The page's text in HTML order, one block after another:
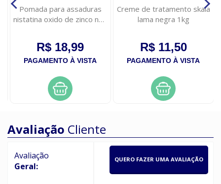
Pomada para assaduras
nistatina oxido de zinco neo
R$ 18,99
PAGAMENTO À VISTA
Creme de tratamento skala
lama negra 1kg
R$ 11,50
PAGAMENTO À VISTA
Avaliação Cliente
Avaliação
Geral:
QUERO FAZER UMA AVALIAÇÃO